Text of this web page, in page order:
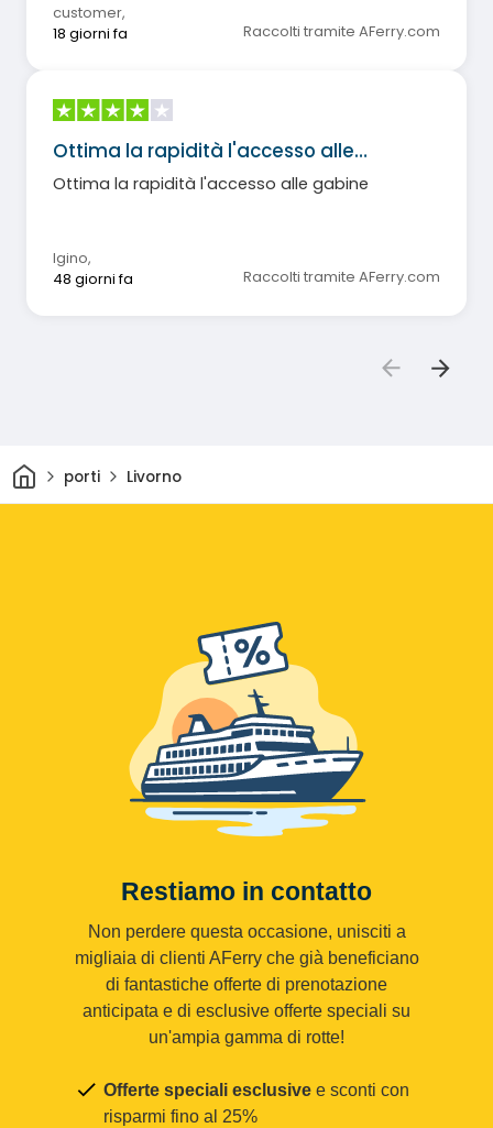
customer,
18 giorni fa
Raccolti tramite AFerry.com
Ottima la rapidità l'accesso alle…
Ottima la rapidità l'accesso alle gabine
Igino,
48 giorni fa
Raccolti tramite AFerry.com
Casaporti Livorno
Restiamo in contatto
Non perdere questa occasione, unisciti a
migliaia di clienti AFerry che già beneficiano
di fantastiche offerte di prenotazione
anticipata e di esclusive offerte speciali su
un'ampia gamma di rotte!
Offerte speciali esclusive e sconti con
risparmi fino al 25%